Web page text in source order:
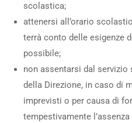
scolastica;
attenersi all’orario
terrà conto delle esigenze
possibile;
non assentarsi dal servizio
della Direzione, in caso di
imprevisti o per causa di
tempestivamente